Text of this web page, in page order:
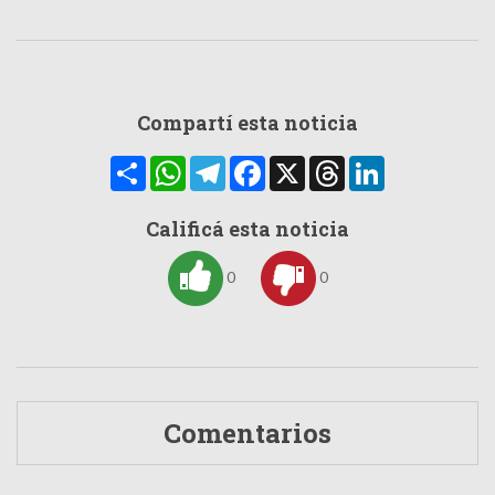
Compartí esta noticia
CompartirWhatsAppTelegramFacebook
X Threads
Calificá esta noticia
0 0
Comentarios